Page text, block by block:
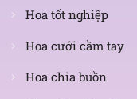
Hoa tốt nghiệp
Hoa cưới cầm tay
Hoa chia buồn